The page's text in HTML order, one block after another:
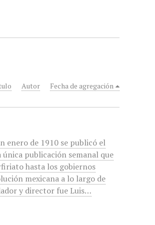
Autor Fecha de agregación
enero de 1910 se publicó el
publicación semanal que
hasta los gobiernos
mexicana a lo largo de
y director fue Luis…